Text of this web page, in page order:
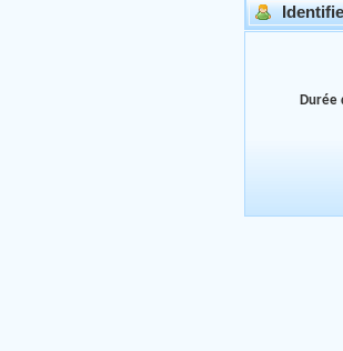
Durée